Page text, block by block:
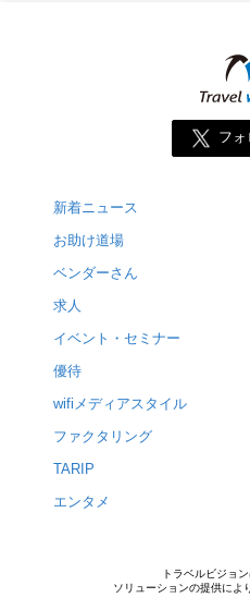
フォ
新着ニュース
お助け道場
ベンダーさん
求人
イベント・セミナー
優待
wifiメディアスタイル
ファクタリング
TARIP
エンタメ
トラベルビジョ
ソリューションの提供によ